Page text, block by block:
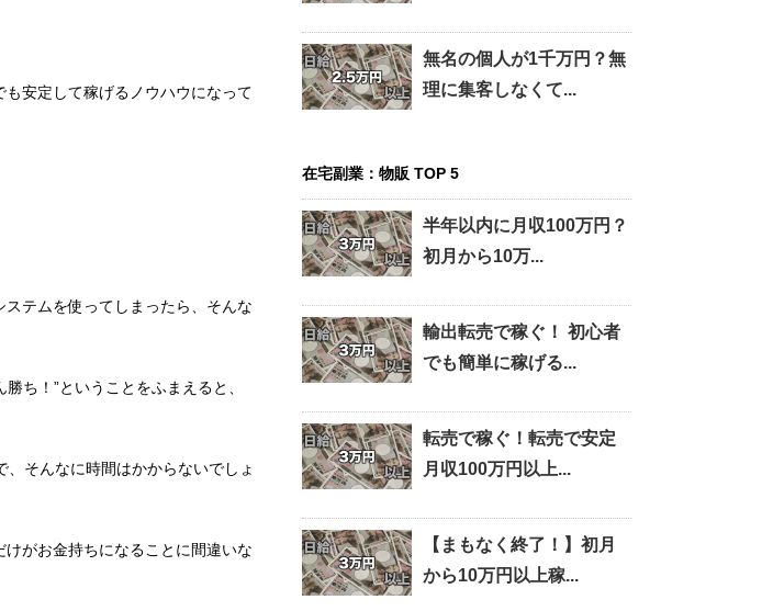
安定して稼げるノウハウになって
テムを使ってしまったら、そんな
ち！”ということをふまえると、
そんなに時間はかからないでしょ
がお金持ちになることに間違いな
無名の個人が1千万円？無
理に集客しなくて...
在宅副業：物販 TOP 5
半年以内に月収100万円？
初月から10万...
輸出転売で稼ぐ！ 初心者
でも簡単に稼げる...
転売で稼ぐ！転売で安定
月収100万円以上...
【まもなく終了！】初月
から10万円以上稼...